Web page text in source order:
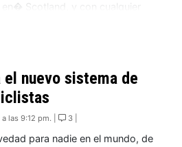
Scotland, y con cualquier
nuevo sistema de
las 9:12 pm. | 3 |
para nadie en el mundo, de